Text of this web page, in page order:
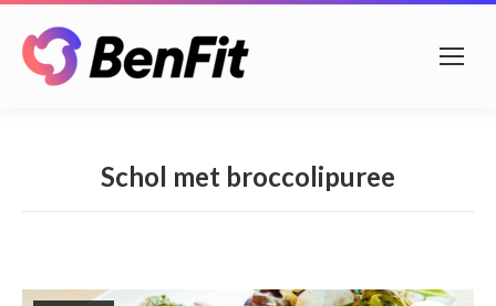
Schol met broccolipuree